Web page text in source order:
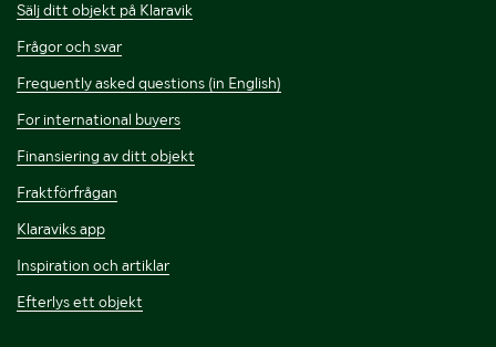
Sälj ditt objekt på Klaravik
Frågor och svar
Frequently asked questions (in English)
For international buyers
Finansiering av ditt objekt
Fraktförfrågan
Klaraviks app
Inspiration och artiklar
Efterlys ett objekt